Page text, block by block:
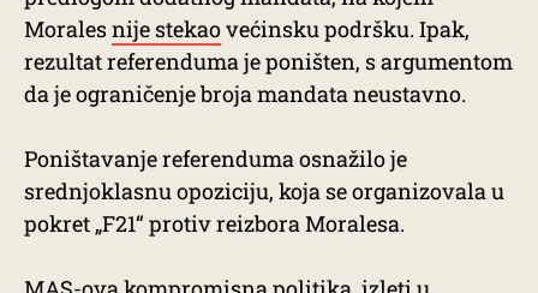
Moralesnije stekaovećinsku podršku. Ipak,
rezultat referenduma je poništen, s argumentom
da je ograničenje broja mandata neustavno.
Poništavanje referenduma osnažilo je
srednjoklasnu opoziciju, koja se organizovala u
pokret „F21“ protiv reizbora Moralesa.